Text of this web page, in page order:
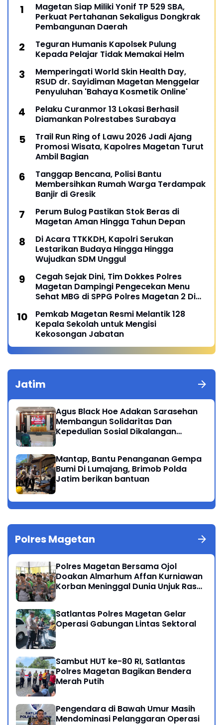
Magetan Siap Miliki Yonif TP 529 SBA,
Perkuat Pertahanan Sekaligus Dongkrak
Pembangunan Daerah
Teguran Humanis Kapolsek Pulung
Kepada Pelajar Tidak Memakai Helm
Memperingati World Skin Health Day,
RSUD dr. Sayidiman Magetan Menggelar
Penyuluhan 'Bahaya Kosmetik Online'
Pelaku Curanmor 13 Lokasi Berhasil
Diamankan Polrestabes Surabaya
Trail Run Ring of Lawu 2026 Jadi Ajang
Promosi Wisata, Kapolres Magetan Turut
Ambil Bagian
Tanggap Bencana, Polisi Bantu
Membersihkan Rumah Warga Terdampak
Banjir di Gresik
Perum Bulog Pastikan Stok Beras di
Magetan Aman Hingga Tahun Depan
Di Acara TTKKDH, Kapolri Serukan
Lestarikan Budaya Hingga Hingga
Wujudkan SDM Unggul
Cegah Sejak Dini, Tim Dokkes Polres
Magetan Dampingi Pengecekan Menu
Sehat MBG di SPPG Polres Magetan 2 Di
Pemkab Magetan Resmi Melantik 128
Kepala Sekolah untuk Mengisi
Kekosongan Jabatan
Jatim
Agus Black Hoe Adakan Sarasehan
Membangun Solidaritas Dan
Kepedulian Sosial Dikalangan
Mantap, Bantu Penanganan Gempa
Bumi Di Lumajang, Brimob Polda
Jatim berikan bantuan
Polres Magetan
Polres Magetan Bersama Ojol
Doakan Almarhum Affan Kurniawan
Korban Meninggal Dunia Unjuk Rasa
Satlantas Polres Magetan Gelar
Operasi Gabungan Lintas Sektoral
Sambut HUT ke-80 RI, Satlantas
Polres Magetan Bagikan Bendera
Merah Putih
Pengendara di Bawah Umur Masih
Mendominasi Pelanggaran Operasi